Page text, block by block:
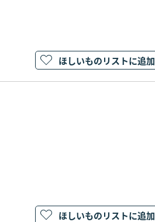
ほしいものリストに追加
ほしいものリストに追加